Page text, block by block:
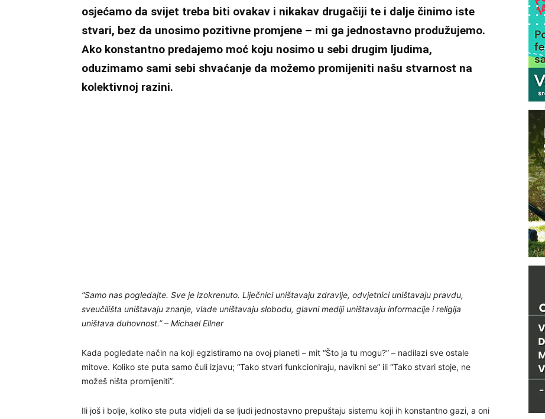
osjećamo da svijet treba biti ovakav i nikakav drugačiji te i dalje činimo iste
stvari, bez da unosimo pozitivne promjene – mi ga jednostavno produžujemo.
Ako konstantno predajemo moć koju nosimo u sebi drugim ljudima,
oduzimamo sami sebi shvaćanje da možemo promijeniti našu stvarnost na
kolektivnoj razini.
“Samo nas pogledajte. Sve je izokrenuto. Liječnici uništavaju zdravlje, odvjetnici uništavaju pravdu,
sveučilišta uništavaju znanje, vlade uništavaju slobodu, glavni mediji uništavaju informacije i religija
uništava duhovnost.” – Michael Ellner
Kada pogledate način na koji egzistiramo na ovoj planeti – mit “Što ja tu mogu?” – nadilazi sve ostale
mitove. Koliko ste puta samo čuli izjavu; “Tako stvari funkcioniraju, navikni se” ili “Tako stvari stoje, ne
možeš ništa promijeniti”.
Ili još i bolje, koliko ste puta vidjeli da se ljudi jednostavno prepuštaju sistemu koji ih konstantno gazi, a oni